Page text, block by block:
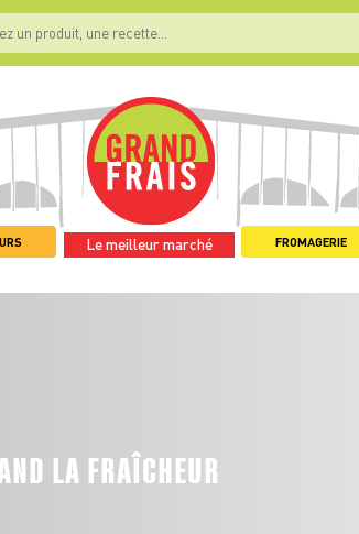
Le meilleur marché FROMAGERIE
LA FRAÎCHEUR